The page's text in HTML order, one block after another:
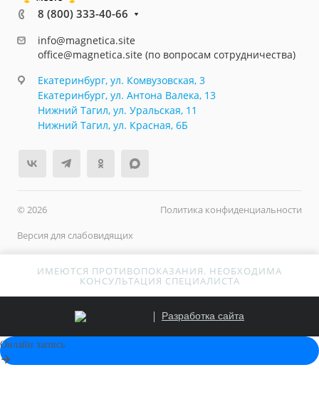
8 (800) 333-40-66
info@magnetica.site
office@magnetica.site (по вопросам сотрудничества)
Екатеринбург, ул. Комвузовская, 3
Екатеринбург, ул. Антона Валека, 13
Нижний Тагил, ул. Уральская, 11
Нижний Тагил, ул. Красная, 6Б
© 2026
Политика конфиденциальности
Версия для слабовидящих
ИМЕЮТСЯ ПРОТИВОПОКАЗАНИЯ. НЕОБХОДИМА
КОНСУЛЬТАЦИЯ СПЕЦИАЛИСТА
Разработка сайта